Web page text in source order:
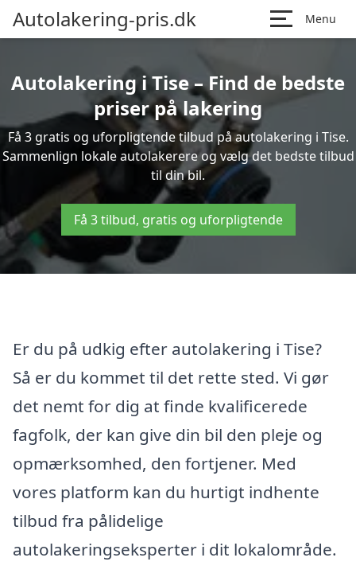
Autolakering-pris.dk Menu
Autolakering i Tise – Find de bedste
priser på lakering
Få 3 gratis og uforpligtende tilbud på autolakering i Tise.
Sammenlign lokale autolakerere og vælg det bedste tilbud
til din bil.
Få 3 tilbud, gratis og uforpligtende
Er du på udkig efter autolakering i Tise?
Så er du kommet til det rette sted. Vi gør
det nemt for dig at finde kvalificerede
fagfolk, der kan give din bil den pleje og
opmærksomhed, den fortjener. Med
vores platform kan du hurtigt indhente
tilbud fra pålidelige
autolakeringseksperter i dit lokalområde.